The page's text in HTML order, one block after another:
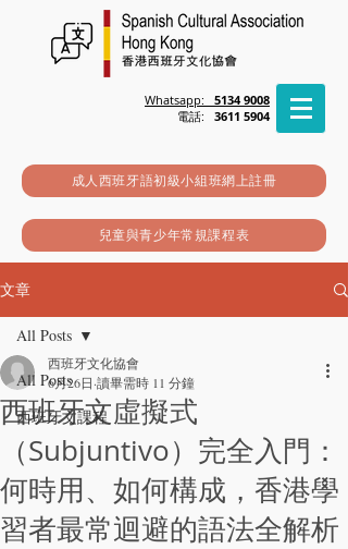
Whatsapp: 5134 9008
電話: 3611 5904
成人西班牙語初級小組班網上註冊
兒童與青少年常規課程表
文章
All Posts
西班牙文課程
All Posts
西班牙文虛擬式
（Subjuntivo）完全入門：
何時用、如何構成，香港學
習者最常迴避的語法全解析
西班牙文化協會
6月26日 讀畢需時 11 分鐘